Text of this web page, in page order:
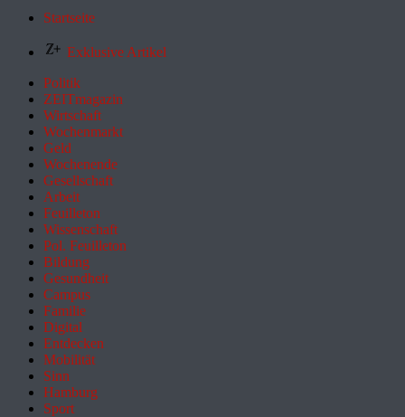
Startseite
Exklusive Artikel
Politik
ZEITmagazin
Wirtschaft
Wochenmarkt
Geld
Wochenende
Gesellschaft
Arbeit
Feuilleton
Wissenschaft
Pol. Feuilleton
Bildung
Gesundheit
Campus
Familie
Digital
Entdecken
Mobilität
Sinn
Hamburg
Sport